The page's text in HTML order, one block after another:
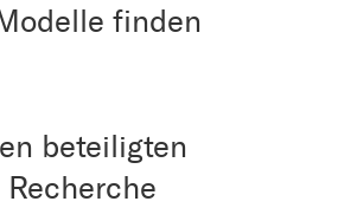
finden
beteiligten